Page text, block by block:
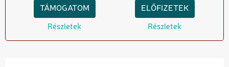
TÁMOGATOM
Részletek
ELŐFIZETEK
Részletek